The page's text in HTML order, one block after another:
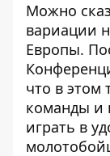
Можно
вариации
Европы.
что в этом
команды и
играть в